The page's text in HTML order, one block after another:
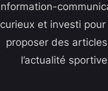
curieux et investi pour
proposer des
l’actualité